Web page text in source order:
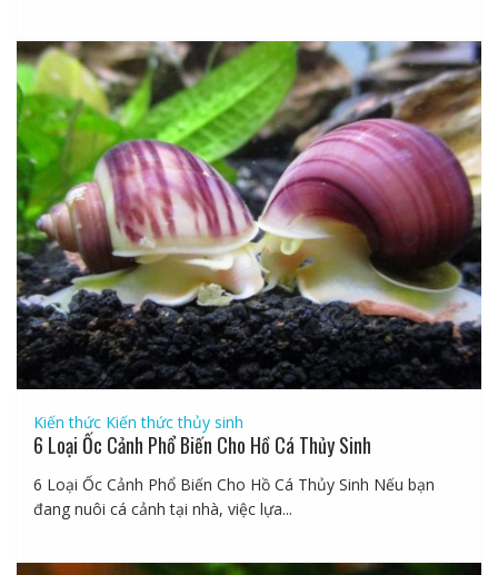
Kiến thức Kiến thức thủy sinh
6 Loại Ốc Cảnh Phổ Biến Cho Hồ Cá Thủy Sinh
6 Loại Ốc Cảnh Phổ Biến Cho Hồ Cá Thủy Sinh Nếu bạn
đang nuôi cá cảnh tại nhà, việc lựa...